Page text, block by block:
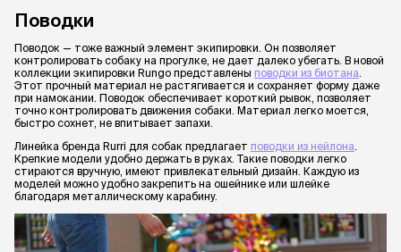
Поводки
Поводок — тоже важный элемент экипировки. Он позволяет
контролировать собаку на прогулке, не дает далеко убегать. В новой
коллекции экипировки Rungo представлены поводки из биотана
Этот прочный материал не растягивается и сохраняет форму даже
при намокании. Поводок обеспечивает короткий рывок, позволяет
точно контролировать движения собаки. Материал легко моется,
быстро сохнет, не впитывает запахи.
Линейка бренда Rurri для собак предлагает поводки из нейлона
Крепкие модели удобно держать в руках. Такие поводки легко
стираются вручную, имеют привлекательный дизайн. Каждую из
моделей можно удобно закрепить на ошейнике или шлейке
благодаря металлическому карабину.